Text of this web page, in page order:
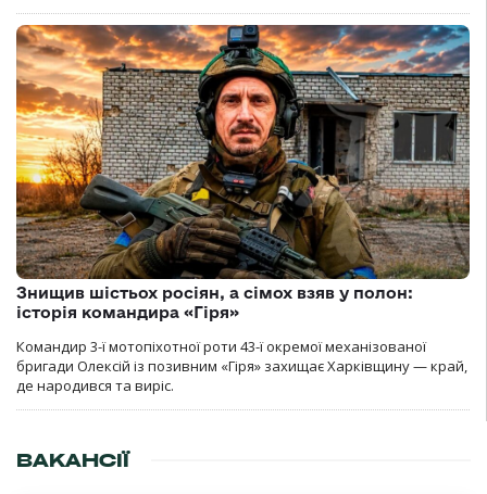
Знищив шістьох росіян, а сімох взяв у полон:
історія командира «Гіря»
Командир 3-ї мотопіхотної роти 43-ї окремої механізованої
бригади Олексій із позивним «Гіря» захищає Харківщину — край,
де народився та виріс.
ВАКАНСІЇ